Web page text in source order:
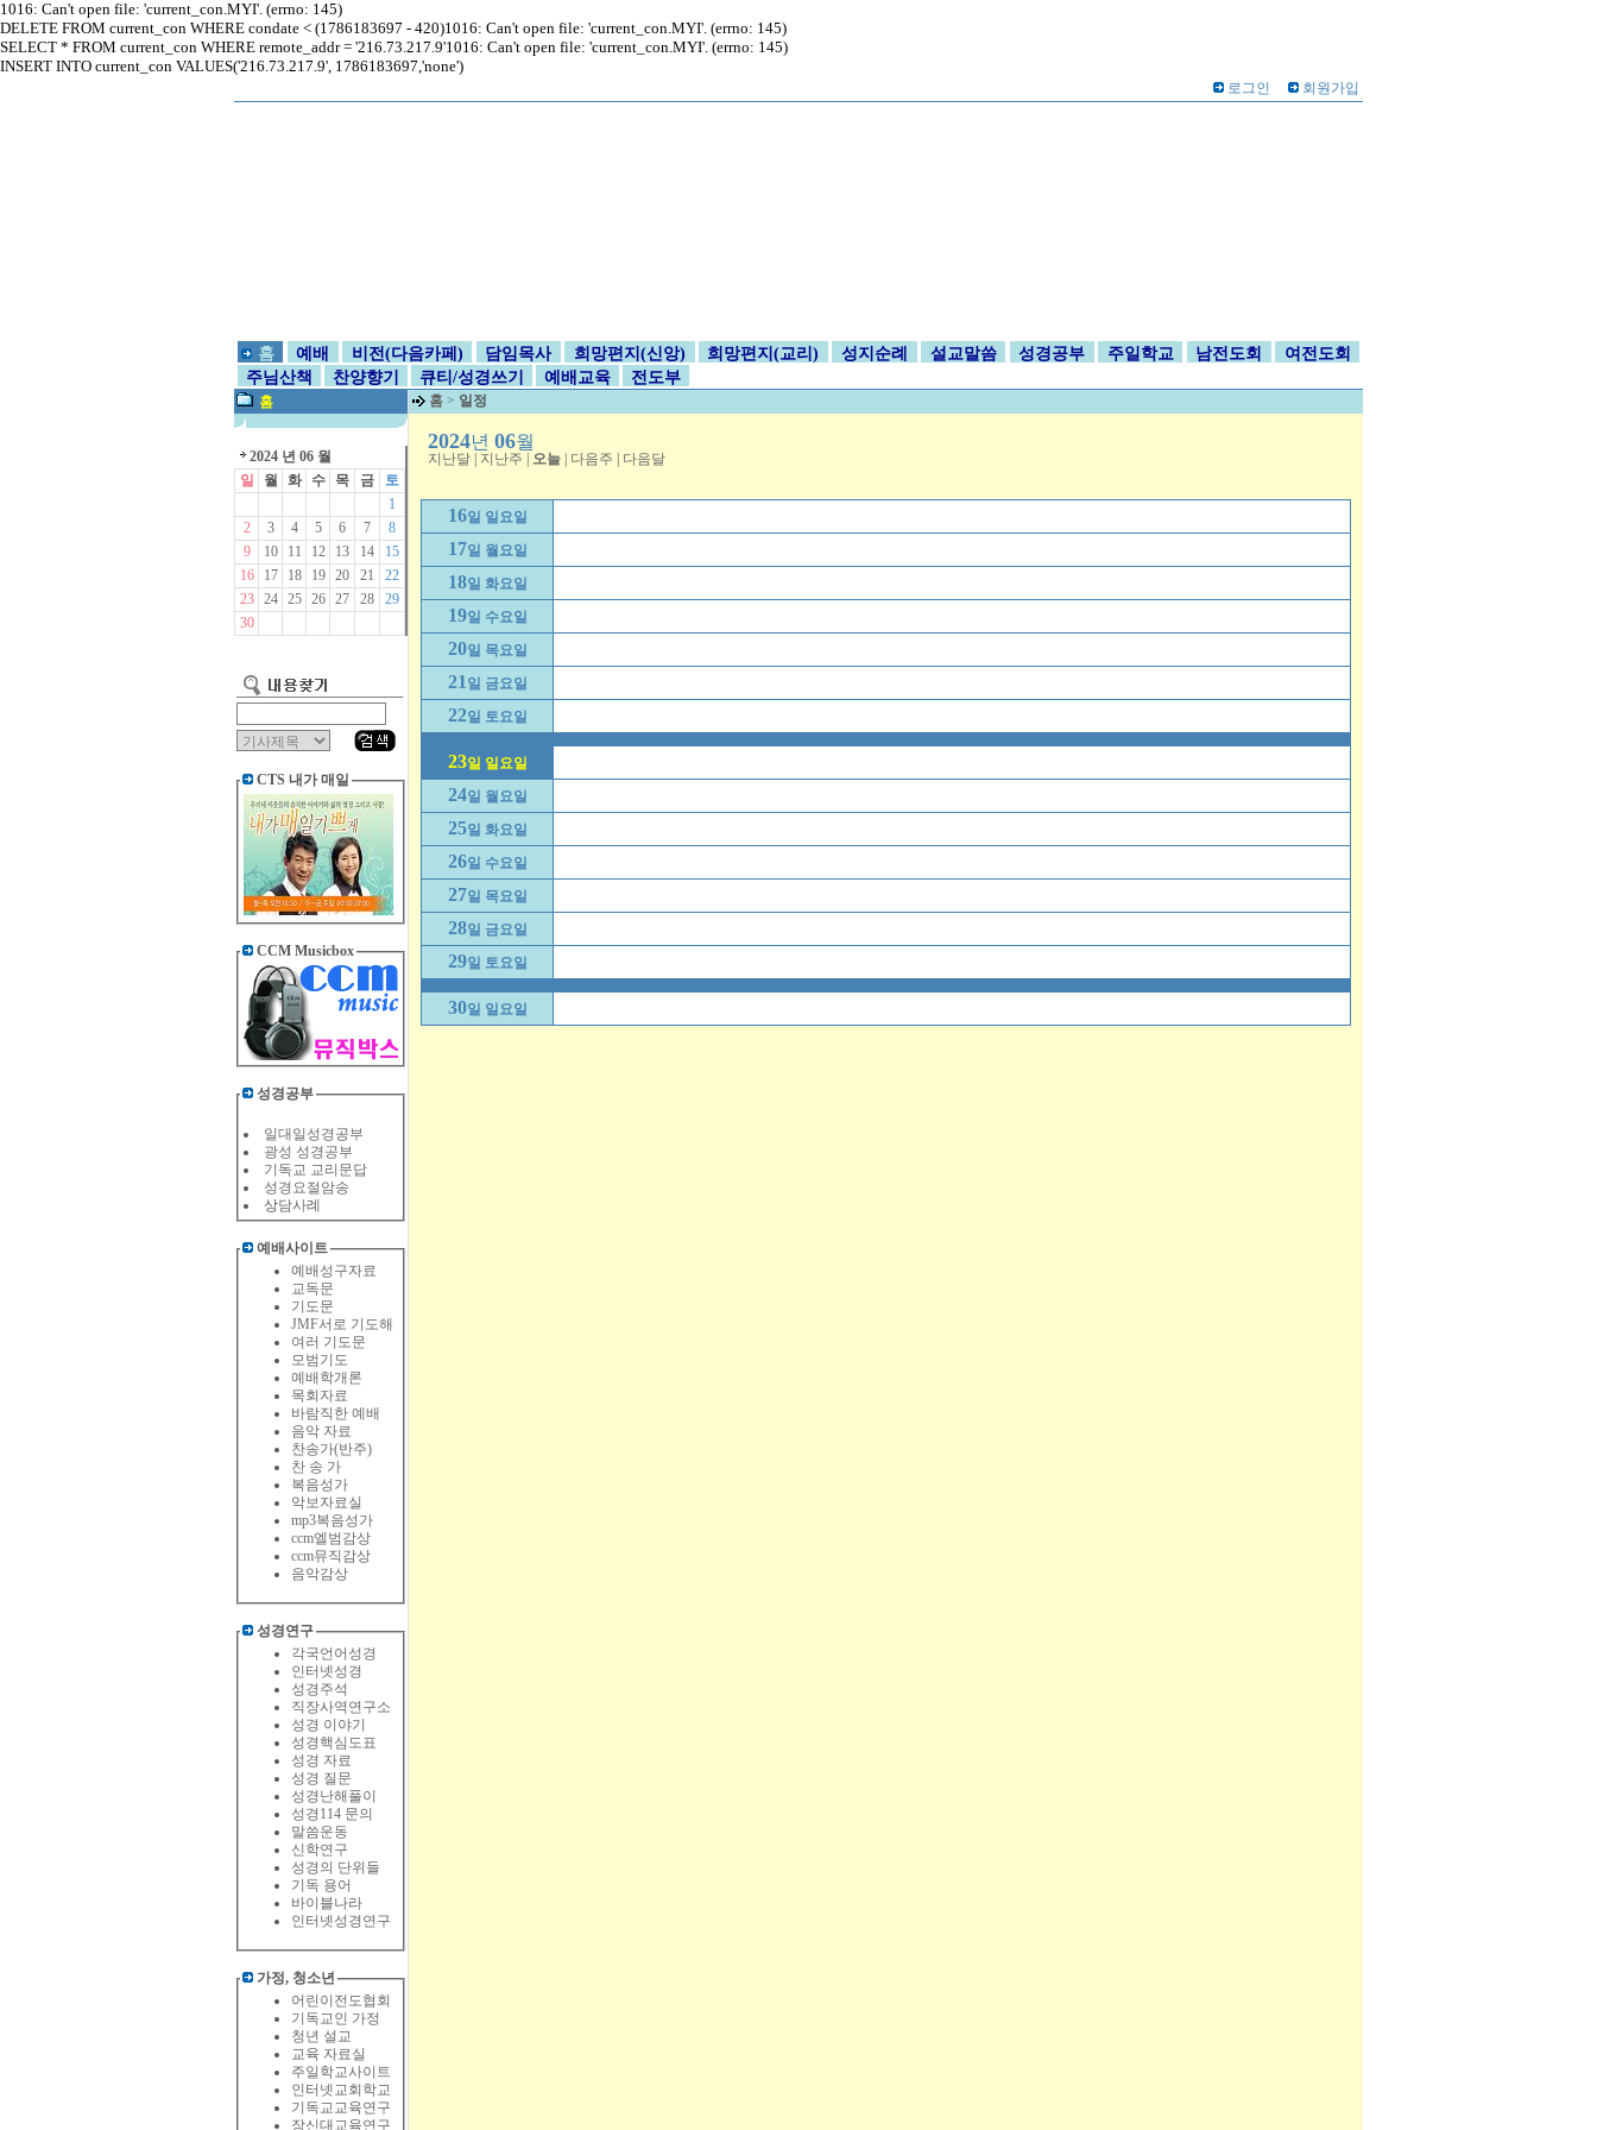
1016: Can't open file: 'current_con.MYI'. (errno: 145)
DELETE FROM current_con WHERE condate < (1786183697 - 420)1016: Can't open file: 'current_con.MYI'. (errno: 145)
SELECT * FROM current_con WHERE remote_addr = '216.73.217.9'1016: Can't open file: 'current_con.MYI'. (errno: 145)
INSERT INTO current_con VALUES('216.73.217.9', 1786183697,'none')
로그인 회원가입
홈 예배 비전(다음카페) 담임목사 희망편지(신앙) 희망편지(교리) 성지순례 설교말씀 성경공부 주일학교 남전도회
여전도회
주님산책
찬양향기 큐티/성경쓰기 예배교육 전도부
홈
2024 년 06 월
일
월 화 수 목 금
토
1
2
3 4 5 6 7
8
9
10 11 12 13 14
15
16
17 18 19 20 21
22
23
24 25 26 27 28
29
30
CTS 내가 매일
CCM Musicbox
성경공부
일대일성경공부
광성 성경공부
기독교 교리문답
성경요절암송
상담사례
예배사이트
예배성구자료
교독문
기도문
JMF서로 기도해
여러 기도문
모범기도
예배학개론
목회자료
바람직한 예배
음악 자료
찬송가(반주)
찬 송 가
복음성가
악보자료실
mp3복음성가
ccm엘범감상
ccm뮤직감상
음악감상
성경연구
각국언어성경
인터넷성경
성경주석
직장사역연구소
성경 이야기
성경핵심도표
성경 자료
성경 질문
성경난해풀이
성경114 문의
말씀운동
신학연구
성경의 단위들
기독 용어
바이블나라
인터넷성경연구
가정, 청소년
어린이전도협회
기독교인 가정
청년 설교
교육 자료실
주일학교사이트
인터넷교회학교
기독교교육연구
장신대교육연구
홈 > 일정
2024년 06월
지난달 지난주 오늘 다음주 다음달
16일 일요일
17일 월요일
18일 화요일
19일 수요일
20일 목요일
21 일 금요일
22일 토요일
23일 일요일
24일 월요일
25일 화요일
26일 수요일
27일 목요일
28일 금요일
29일 토요일
30일 일요일